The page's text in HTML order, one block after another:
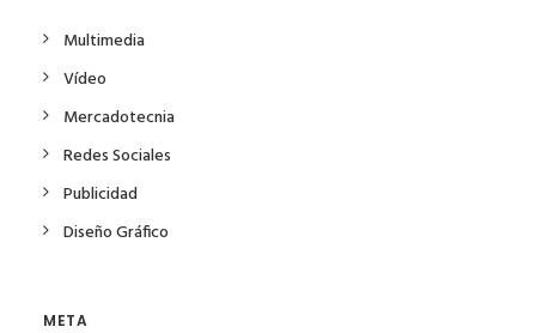
Multimedia
Vídeo
Mercadotecnia
Redes Sociales
Publicidad
Diseño Gráfico
META